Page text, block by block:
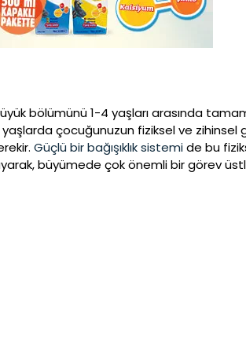
bölümünü 1-4 yaşları arasında
çocuğunuzun fiziksel ve zihinsel
Güçlü bir bağışıklık sistemide bu
büyümede çok önemli bir görev